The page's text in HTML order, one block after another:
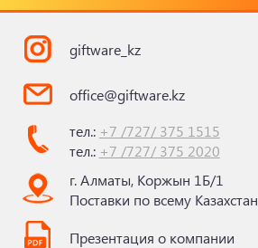
giftware_kz
office@giftware.kz
тел.: +7 /727/ 375 1515
тел.: +7 /727/ 375 2020
г. Алматы, Коржын 1Б/1
Поставки по всему
Презентация о компании